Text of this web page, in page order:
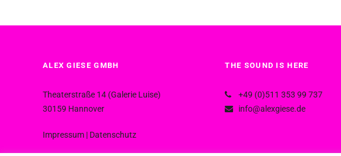
ALEX GIESE GMBH
Theaterstraße 14 (Galerie Luise)
30159 Hannover
Impressum| Datenschutz
THE SOUND IS HERE
+49 (0)511 353 99 737
info@alexgiese.de